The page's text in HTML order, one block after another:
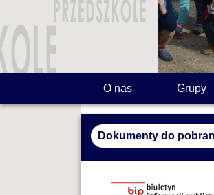
O nas Grupy
Dokumenty do